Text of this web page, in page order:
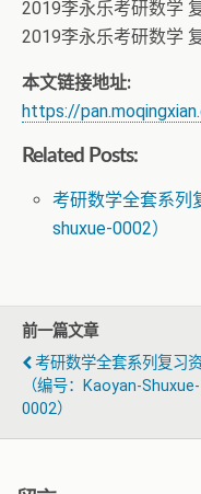
2019李永乐考研数学
2019李永乐考研数学
本文链接地址:
https://
Related Posts:
考研数学全套系列
shuxue-0002）
前一篇文章
考研数学全套系列复习
（编号：kaoyan-Shuxue-
0002）